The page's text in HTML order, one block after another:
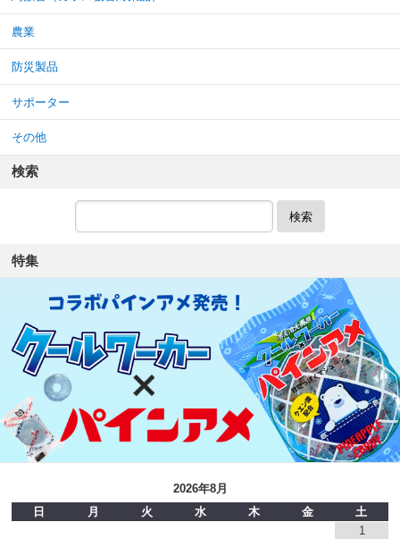
農業
防災製品
サポーター
その他
検索
検索
特集
2026年8月
日
月 火 水 木 金
土
1